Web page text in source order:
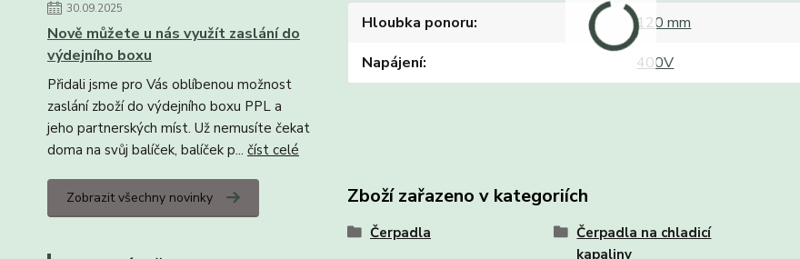
30.09.2025
Nově můžete u nás využít zaslání do
výdejního boxu
Přidali jsme pro Vás oblíbenou možnost
zaslání zboží do výdejního boxu PPL a
jeho partnerských míst. Už nemusíte čekat
doma na svůj balíček, balíček p... číst celé
Zobrazit všechny novinky
Hloubka ponoru
120 mm
Napájení
400V
Zboží zařazeno v kategoriích
Čerpadla
Čerpadla na chladicí
kapaliny